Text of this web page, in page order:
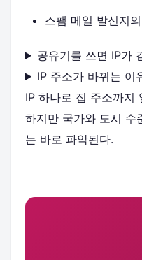
스팸 메일 발신지
공유기를 쓰면 IP가
IP 주소가 바뀌는 이
IP 하나로 집 주소까지
하지만 국가와 도시 수
는 바로 파악된다.